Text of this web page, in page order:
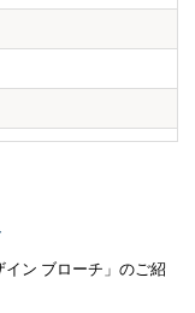
ン ブローチ」のご紹